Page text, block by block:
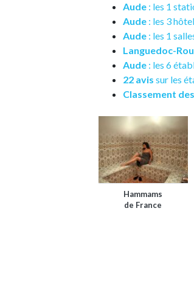
Aude : les 1
Aude : les 3
Aude : les 1
Languedoc-
Aude : les 6
22 avis sur les
Classement
Hammams
de France